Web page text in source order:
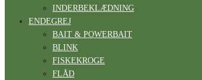
INDERBEKLÆDNING
ENDEGREJ
BAIT & POWERBAIT
BLINK
FISKEKROGE
FLÅD